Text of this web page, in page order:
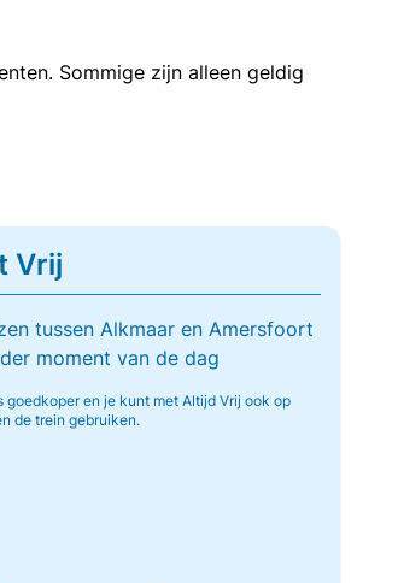
Sommige zijn alleen geldig
Vrij
tussen Alkmaar en Amersfoort
moment van de dag
goedkoper en je kunt met Altijd Vrij ook op
de trein gebruiken.